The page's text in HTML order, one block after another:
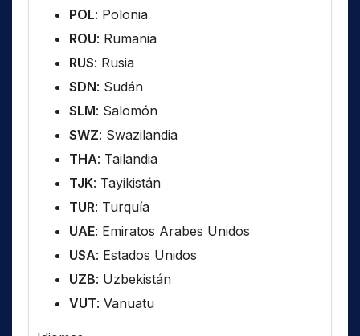
POL: Polonia
ROU: Rumania
RUS: Rusia
SDN: Sudán
SLM: Salomón
SWZ: Swazilandia
THA: Tailandia
TJK: Tayikistán
TUR: Turquía
UAE: Emiratos Arabes Unidos
USA: Estados Unidos
UZB: Uzbekistán
VUT: Vanuatu